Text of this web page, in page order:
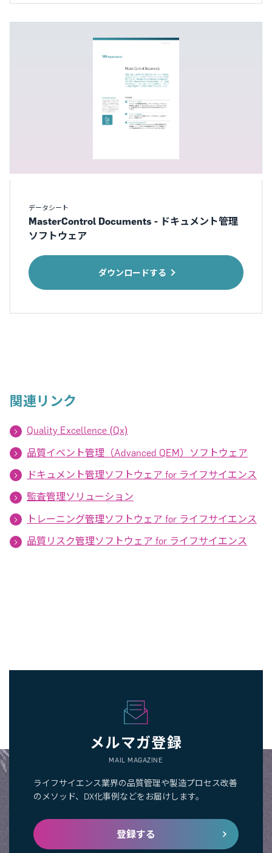
データシート
MasterControl Documents - ドキュメント管理
ソフトウェア
ダウンロードする
関連リンク
Quality Excellence (Qx)
品質イベント管理（Advanced QEM）ソフトウェア
ドキュメント管理ソフトウェア for ライフサイエンス
監査管理ソリューション
トレーニング管理ソフトウェア for ライフサイエンス
品質リスク管理ソフトウェア for ライフサイエンス
メルマガ登録
MAIL MAGAZINE
ライフサイエンス業界の品質管理や製造プロセス改善
のメソッド、DX化事例などをお届けします。
登録する